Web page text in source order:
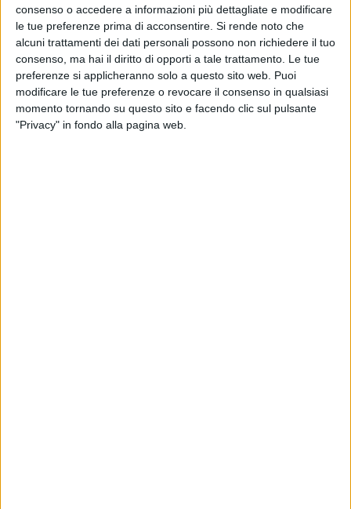
consenso o accedere a informazioni più dettagliate e modificare
le tue preferenze prima di acconsentire. Si rende noto che
alcuni trattamenti dei dati personali possono non richiedere il tuo
consenso, ma hai il diritto di opporti a tale trattamento. Le tue
preferenze si applicheranno solo a questo sito web. Puoi
modificare le tue preferenze o revocare il consenso in qualsiasi
momento tornando su questo sito e facendo clic sul pulsante
"Privacy" in fondo alla pagina web.
“Una storia”: arriva l’autobiografia di
Luciano Ligabue. Ecco la copertina
L’artista racconta per la prima volta la sua storia,
quella più intima, personale e famigliare
Simone Bernardi